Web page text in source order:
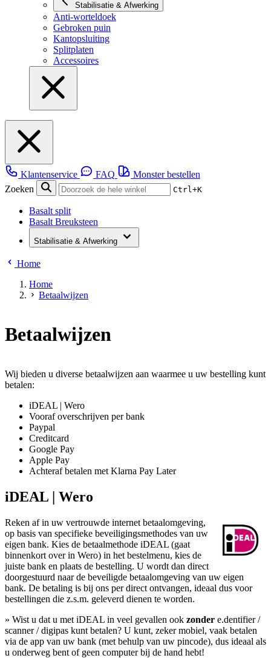
Stabilisatie & Afwerking
Anti-worteldoek
Gebroken puin
Kantopsluiting
Splitplaten
Accessoires
Klantenservice FAQ
Monster bestellen
Zoeken
Ctrl+K
Basalt split
Basalt Breuksteen
Stabilisatie & Afwerking
Home
Home
Betaalwijzen
Betaalwijzen
Wij bieden u diverse betaalwijzen aan waarmee u uw bestelling kunt
betalen:
iDEAL | Wero
Vooraf overschrijven per bank
Paypal
Creditcard
Google Pay
Apple Pay
Achteraf betalen met Klarna Pay Later
iDEAL | Wero
Reken af in uw vertrouwde internet betaalomgeving,
op basis van specifieke beveiligingsmethodes van uw
eigen bank. Kies de betaalmethode iDEAL (gaat
binnenkort over in Wero) in het bestelmenu, kies de
juiste bank en plaats de bestelling. U wordt dan direct
doorgestuurd naar de beveiligde betaalomgeving van uw eigen
bank. De betaling is bij ons per direct ontvangen, ideaal dus voor
bestellingen die z.s.m. geleverd dienen te worden.
» Wist u dat u met iDEAL in veel gevallen ook zonder e.dentifier /
scanner / digipas kunt betalen? U kunt, zeker mobiel, vaak betalen
via de app van uw bank (met behulp van uw pincode), dus ideaal als
u onderweg bent of geen computer bij de hand hebt!